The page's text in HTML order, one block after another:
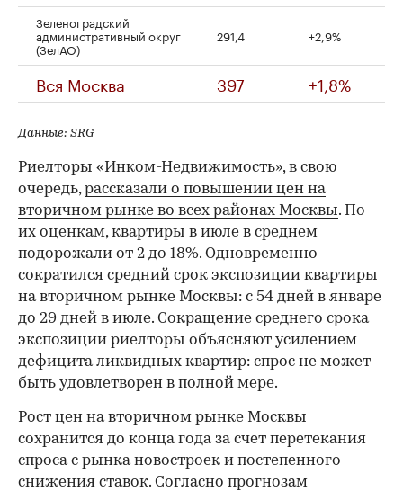
Зеленоградский
административный округ
(ЗелАО)
291,4 +2,9%
Вся Москва 397 +1,8%
Данные: SRG
Риелторы «Инком-Недвижимость», в свою
очередь,рассказали о повышении цен на
вторичном рынке во всех районах Москвы. По
их оценкам, квартиры в июле в среднем
подорожали от 2 до 18%. Одновременно
сократился средний срок экспозиции квартиры
на вторичном рынке Москвы: с 54 дней в январе
до 29 дней в июле. Сокращение среднего срока
экспозиции риелторы объясняют усилением
дефицита ликвидных квартир: спрос не может
быть удовлетворен в полной мере.
Рост цен на вторичном рынке Москвы
сохранится до конца года за счет перетекания
спроса с рынка новостроек и постепенного
снижения ставок. Согласно прогнозам